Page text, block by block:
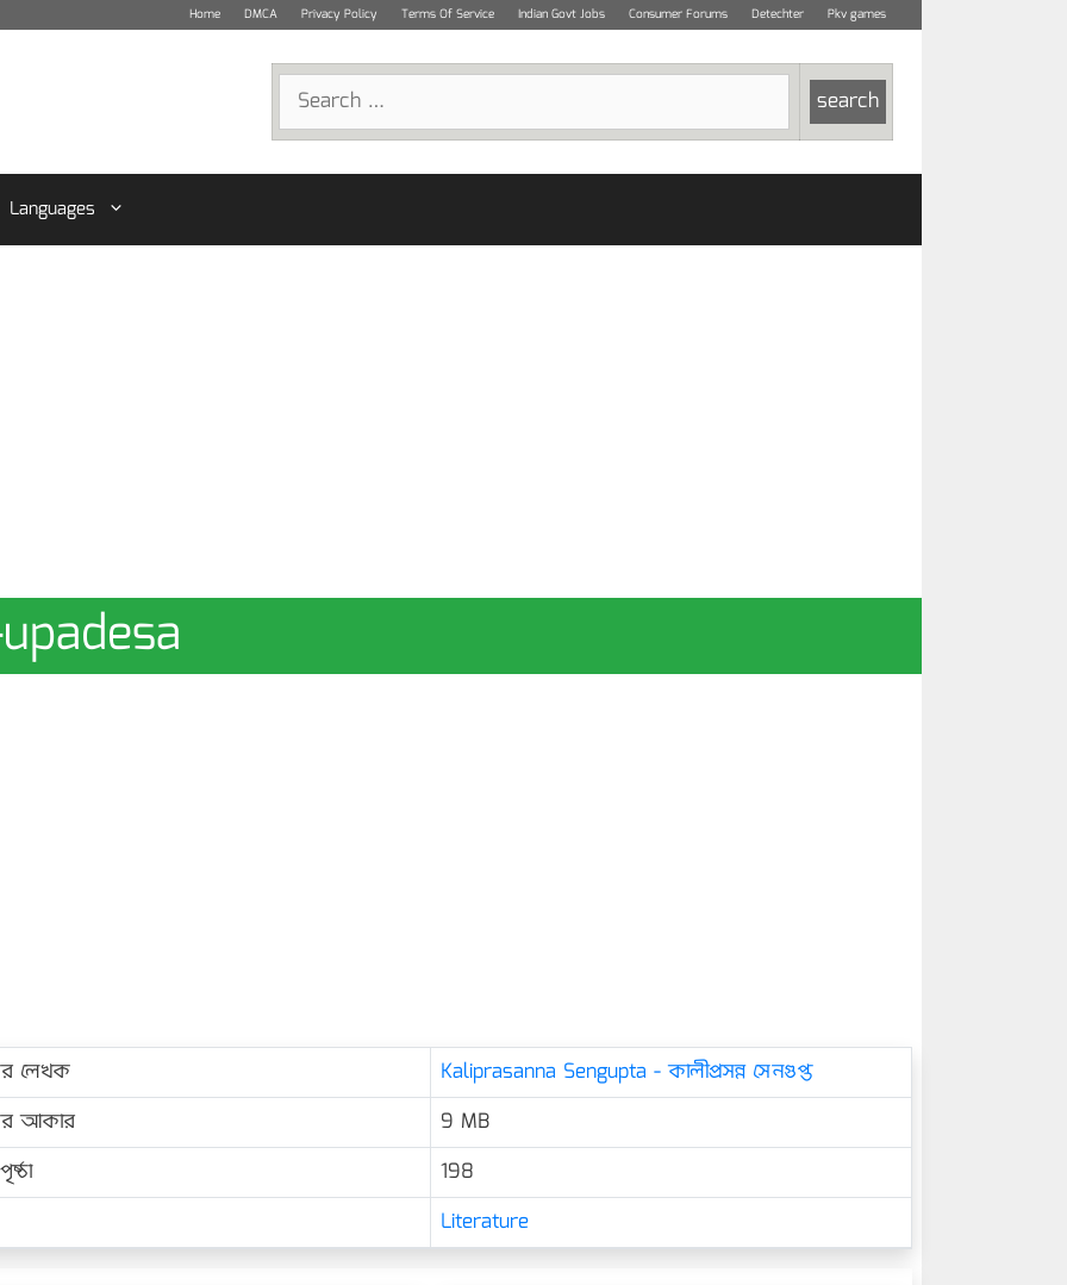
Home DMCA Privacy Policy Terms Of Service Indian Govt Jobs Consumer Forums Detechter Pkv games
Search
for:
Languages
লেখক
Kaliprasanna Sengupta - কালীপ্রসন্ন সেনগুপ্ত
আকার
9 MB
198
Literature